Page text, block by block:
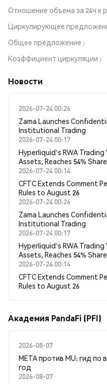
Отношение объема за 24ч к
Циркулирующее
Общее предложение
Коэффициент циркуляции
Новости
2026-07-24 00:26
Zama Launches
Institutional Trading
2026-07-24 00:17
Hyperliquid's RWA
Assets, Reaches 54% Share
2026-07-24 00:14
CFTC Extends Comment
Rules to August 26
2026-07-24 00:26
Zama Launches
Institutional Trading
2026-07-24 00:17
Hyperliquid's RWA
Assets, Reaches 54% Share
2026-07-24 00:14
CFTC Extends Comment
Rules to August 26
Академия PandaFi (PFI)
2026-08-07
META против MU: гид по
год
2026-08-07